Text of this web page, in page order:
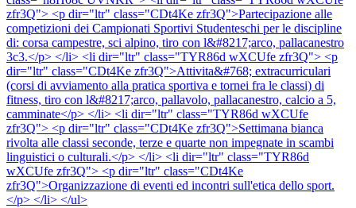
zfr3Q"> <p dir="ltr" class="CDt4Ke zfr3Q">Partecipazione alle
competizioni dei Campionati Sportivi Studenteschi per le discipline
di: corsa campestre, sci alpino, tiro con l&#8217;arco, pallacanestro
3c3.</p> </li> <li dir="ltr" class="TYR86d wXCUfe zfr3Q"> <p
dir="ltr" class="CDt4Ke zfr3Q">Attivita&#768; extracurriculari
(corsi di avviamento alla pratica sportiva e tornei fra le classi) di
fitness, tiro con l&#8217;arco, pallavolo, pallacanestro, calcio a 5,
camminate</p> </li> <li dir="ltr" class="TYR86d wXCUfe
zfr3Q"> <p dir="ltr" class="CDt4Ke zfr3Q">Settimana bianca
rivolta alle classi seconde, terze e quarte non impegnate in scambi
linguistici o culturali.</p> </li> <li dir="ltr" class="TYR86d
wXCUfe zfr3Q"> <p dir="ltr" class="CDt4Ke
zfr3Q">Organizzazione di eventi ed incontri sull'etica dello sport.
</p> </li> </ul>